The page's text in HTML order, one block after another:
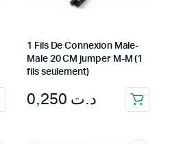
1 Fils De Connexion Male-
Male 20 CM jumper M-M (1
fils seulement)
د.ت